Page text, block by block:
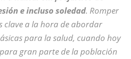
e incluso soledad. Romper
clave a la hora de abordar
para la salud, cuando hoy
gran parte de la población